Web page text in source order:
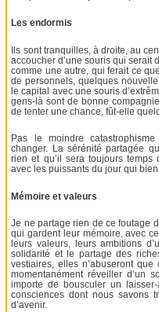
Les endormis
Ils sont tranquilles, à droite, au
accoucher d’une souris qui serait
comme une autre, qui ferait ce
de personnels, quelques
le capital avec une souris
gens-là sont de bonne
de tenter une chance, fût-elle
Pas le moindre
changer. La sérénité partagée
rien et qu’il sera toujours temps
avec les puissants du jour qui
Mémoire et valeurs
Je ne partage rien de ce foutage
qui gardent leur mémoire, avec
leurs valeurs, leurs ambitions
solidarité et le partage des
vestiaires, elles n’abuseront que
momentanément réveiller d’un
importe de bousculer un
consciences dont nous savons
d’avenir.